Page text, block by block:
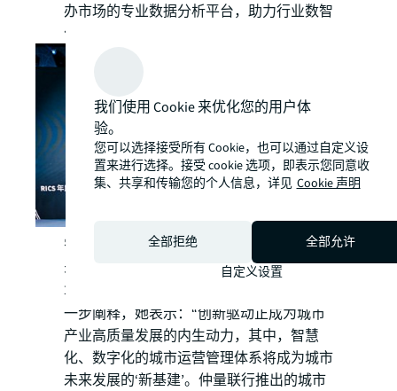
办市场的专业数据分析平台，助力行业数智
化转型，赋能存量时代商业地产的发展。”
睿见数据产业办公楼模块上线仪式
关于城市发展与产业信息数据的重要性，仲
量联行成都战略顾问部负责人
一步阐释，她表示：“创新驱动正成为城市
产业高质量发展的内生动力，其中，智慧
化、数字化的城市运营管理体系将成为城市
未来发展的‘新基建’。仲量联行推出的城市
我们使用 Cookie 来优化您的用户体
验。
您可以选择接受所有 Cookie，也可以通过自定义设
置来进行选择。接受 cookie 选项，即表示您同意收
集、共享和传输您的个人信息，详见 Cookie 声明
全部拒绝
全部允许
自定义设置